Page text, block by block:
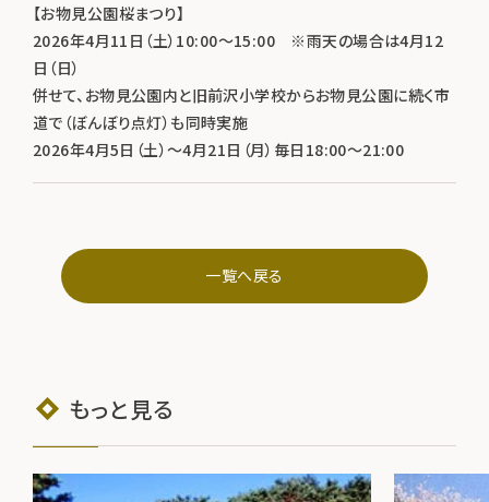
【お物見公園桜まつり】
2026年4月11日（土）10:00～15:00 ※雨天の場合は4月12
日（日）
併せて、お物見公園内と旧前沢小学校からお物見公園に続く市
道で（ぼんぼり点灯）も同時実施
2026年4月5日（土）～4月21日（月）毎日18:00～21:00
一覧へ戻る
もっと見る